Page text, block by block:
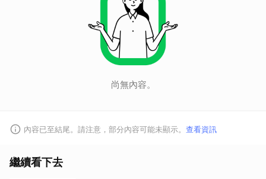
尚無內容。
內容已至結尾。請注意，部分內容可能未顯示。 查看資訊
繼續看下去